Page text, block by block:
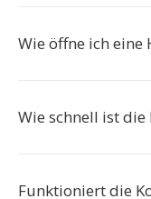
Wie öffne ich eine
Wie schnell ist die
Funktioniert die